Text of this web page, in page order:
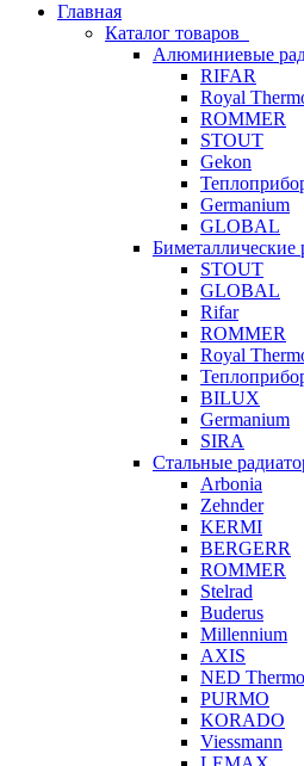
Главная
Каталог товаров
Алюминиевые
RIFAR
Royal
ROMMER
STOUT
Gekon
Germanium
GLOBAL
Биметаллические
STOUT
GLOBAL
Rifar
ROMMER
Royal
BILUX
Germanium
SIRA
Стальные
Arbonia
Zehnder
KERMI
BERGERR
ROMMER
Stelrad
Buderus
Millennium
AXIS
NED Thermo
PURMO
KORADO
Viessmann